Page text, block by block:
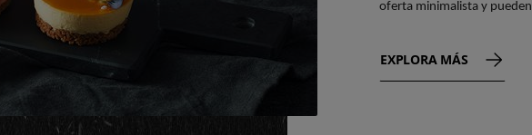
oferta minimalista y
EXPLORA MÁS